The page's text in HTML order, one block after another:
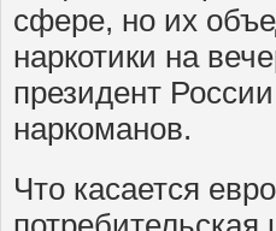
сфере, но их
наркотики на
президент
наркоманов.
Что касается